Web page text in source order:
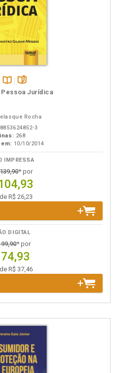
Disponível
páginas
Pessoa Jurídica
Rocha
3
268
10/10/2014
IMPRESSA
* por
R$ 26,23
DIGITAL
99,90* por
74,93
R$ 37,46